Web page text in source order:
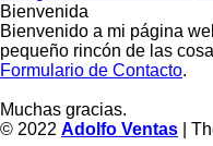
Bienvenida
Bienvenido a mi página
pequeño rincón de las
Formulario de Contacto.
Muchas gracias.
© 2022 Adolfo Ventas |